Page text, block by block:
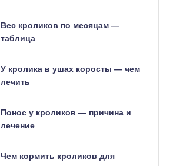
Вес кроликов по месяцам —
таблица
У кролика в ушах коросты — чем
лечить
Понос у кроликов — причина и
лечение
Чем кормить кроликов для